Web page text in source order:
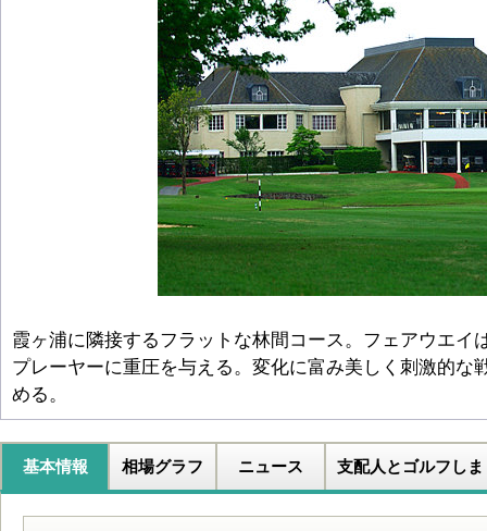
霞ヶ浦に隣接するフラットな林間コース。フェアウエイ
プレーヤーに重圧を与える。変化に富み美しく刺激的な
める。
基本情報 相場グラフ ニュース 支配人とゴルフしま